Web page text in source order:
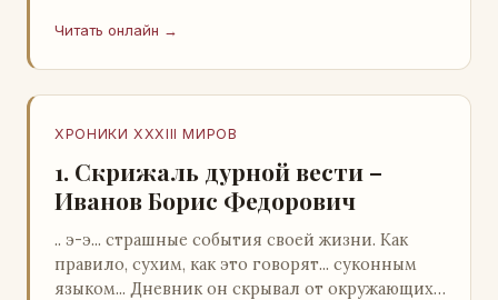
Скитер опрокин…
Читать онлайн →
ХРОНИКИ XXXIII МИРОВ
1. Скрижаль дурной вести –
Иванов Борис Федорович
.. э-э... страшные события своей жизни. Как
правило, сухим, как это говорят... суконным
языком... Дневник он скрывал от окружающих.